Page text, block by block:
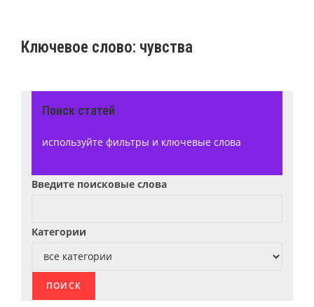
Ключевое слово: чувства
Поиск статей
используйте фильтры и ключевые слова
Введите поисковые слова
Категории